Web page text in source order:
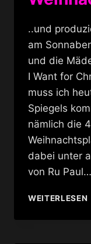
..und
am
und die
I Want for
muss ich
Spiegels
nämlich die
dabei unter
von Ru Paul…
WEITERLESEN